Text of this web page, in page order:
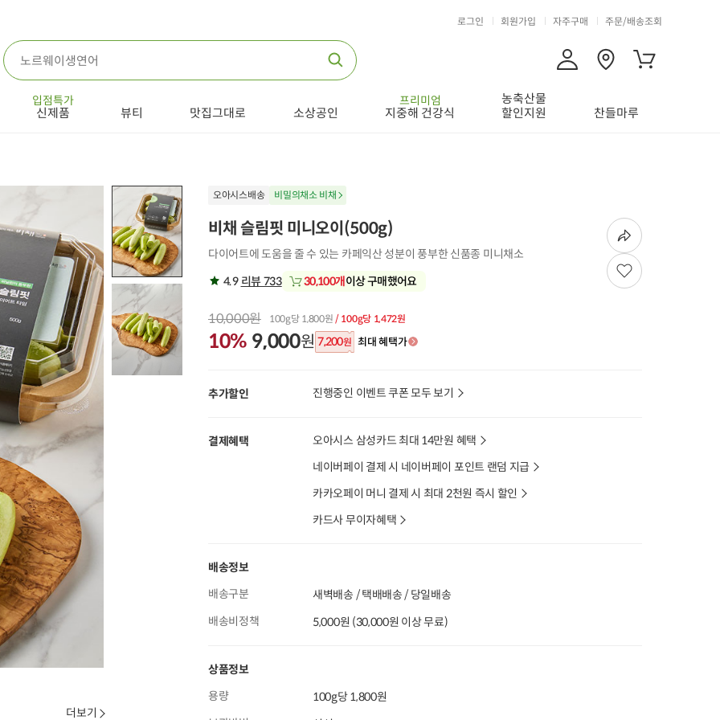
로그인 회원가입 자주구매 주문/배송조회
입점특가
신제품 뷰티 맛집그대로 소상공인
프리미엄
지중해 건강식
농축산물
할인지원
찬들마루
더보기
오아시스배송 비밀의채소 비채
비채 슬림핏 미니오이(500g)
다이어트에 도움을 줄 수 있는 카페익산 성분이 풍부한 신품종 미니채소
4.9 리뷰 733 30,100개이상 구매했어요
10,000원 100g당 1,800원 / 100g당 1,472원
10% 9,000원 7,200원 최대 혜택가
추가할인 진행중인 이벤트 쿠폰 모두 보기
결제혜택
오아시스 삼성카드 최대 14만원 혜택
네이버페이 결제 시 네이버페이 포인트 랜덤 지급
카카오페이 머니 결제 시 최대 2천원 즉시 할인
카드사 무이자혜택
배송정보
배송구분
새벽배송 / 택배배송 / 당일배송
배송비정책
5,000원 (30,000원 이상 무료)
상품정보
용량
100g당 1,800원